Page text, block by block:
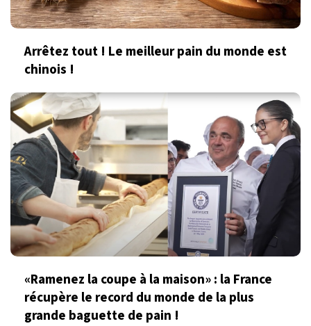
Arrêtez tout ! Le meilleur pain du monde est
chinois !
«Ramenez la coupe à la maison» : la France
récupère le record du monde de la plus
grande baguette de pain !